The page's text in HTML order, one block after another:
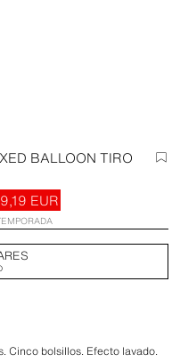
BALLOON TIRO
9,19 EUR
Cinco bolsillos. Efecto lavado.